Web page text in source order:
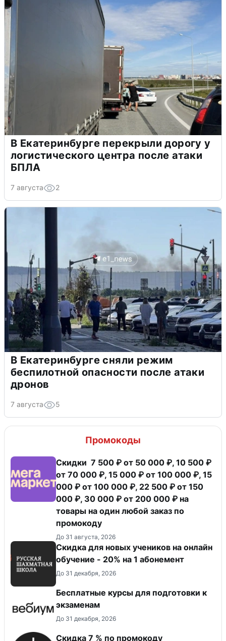
В Екатеринбурге перекрыли дорогу у
логистического центра после атаки
БПЛА
7 августа 2
В Екатеринбурге сняли режим
беспилотной опасности после атаки
дронов
7 августа 5
Промокоды
Скидки 7 500 ₽ от 50 000 ₽, 10 500 ₽
от 70 000 ₽, 15 000 ₽ от 100 000 ₽, 15
000 ₽ от 100 000 ₽, 22 500 ₽ от 150
000 ₽, 30 000 ₽ от 200 000 ₽ на
товары на один любой заказ по
промокоду
До 31 августа, 2026
Скидка для новых учеников на онлайн
обучение - 20% на 1 абонемент
До 31 декабря, 2026
Бесплатные курсы для подготовки к
экзаменам
До 31 декабря, 2026
Скидка 7 % по промокоду